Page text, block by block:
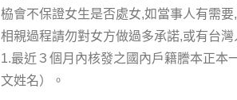
栛會不保證女生是否處女,如當事人有需
相親過程請勿對女方做過多承諾,或有台
1.最近３個月內核發之國內戶籍謄本正本
文姓名）。